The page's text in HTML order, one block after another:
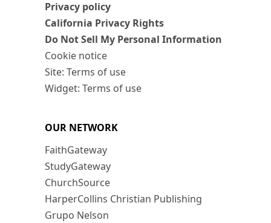
Privacy policy
California Privacy Rights
Do Not Sell My Personal Information
Cookie notice
Site: Terms of use
Widget: Terms of use
OUR NETWORK
FaithGateway
StudyGateway
ChurchSource
HarperCollins Christian Publishing
Grupo Nelson